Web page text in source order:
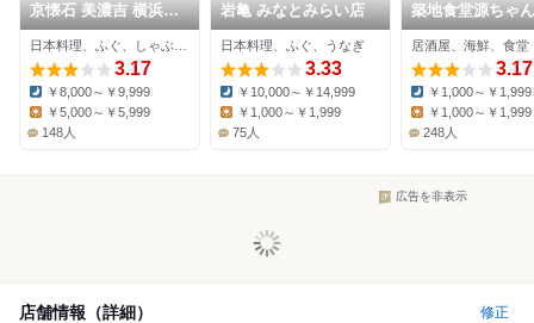
京懐石 美濃吉 横浜ラ
ンドマークプラザ店
3.17
Dinner:
￥8,000～￥9,999
￥5,000～￥5,999
148人
岩亀 みなとみらい店
日本料理、ふぐ、うなぎ
3.33
Dinner:
￥10,000～￥14,999
Lunch:
￥1,000～￥1,999
75人
築地食堂源ちゃん
MARK IS みなと
い店
居酒屋、海鮮、食堂
3.17
Dinner:
￥1,000～￥1,999
￥1,000～￥1,999
248人
広告を非表示
店舗情報（詳細） 修正